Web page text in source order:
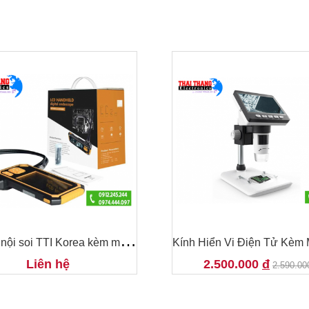
C
amera nội soi đường ống 8.2mm CNS0701
Liên hệ Liên hệ